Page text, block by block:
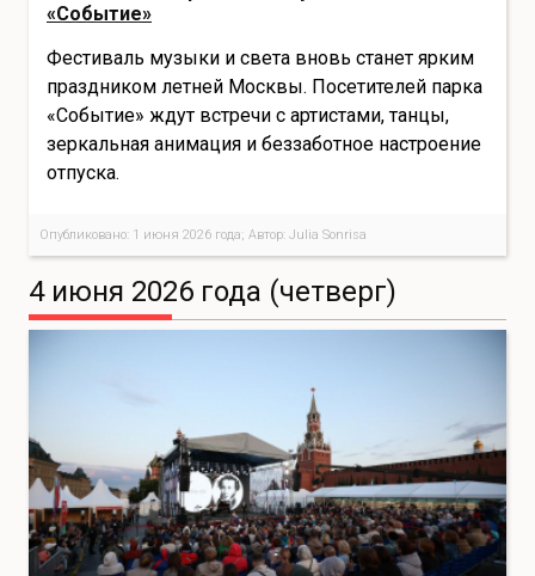
«Событие»
Фестиваль музыки и света вновь станет ярким
праздником летней Москвы. Посетителей парка
«Событие» ждут встречи с артистами, танцы,
зеркальная анимация и беззаботное настроение
отпуска.
Опубликовано: 1 июня 2026 года; Автор: Julia Sonrisa
4 июня 2026 года (четверг)